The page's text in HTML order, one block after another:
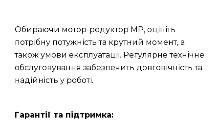
Обираючи мотор-редуктор МР, оцініть
потрібну потужність та крутний момент, а
також умови експлуатації. Регулярне технічне
обслуговування забезпечить довговічність та
надійність у роботі.
Гарантії та підтримка: